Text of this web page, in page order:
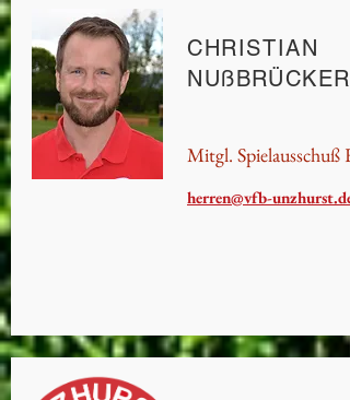
CHRISTIAN
NUßBRÜCKER
Mitgl. Spielausschuß
herren@vfb-unzhurst.de